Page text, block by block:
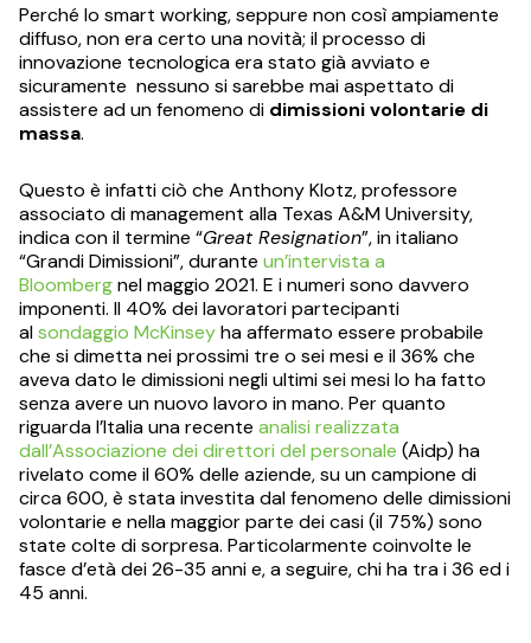
Perché lo smart working, seppure non così ampiamente
diffuso, non era certo una novità; il processo di
innovazione tecnologica era stato già avviato e
sicuramente nessuno si sarebbe mai aspettato di
assistere ad un fenomeno di dimissioni volontarie di
massa.
Questo è infatti ciò che Anthony Klotz, professore
associato di management alla Texas A&M University,
indica con il termine “Great Resignation”, in italiano
“Grandi Dimissioni”, durante un’intervista a
Bloombergnel maggio 2021. E i numeri sono davvero
imponenti. Il 40% dei lavoratori partecipanti
alsondaggio McKinseyha affermato essere probabile
che si dimetta nei prossimi tre o sei mesi e il 36% che
aveva dato le dimissioni negli ultimi sei mesi lo ha fatto
senza avere un nuovo lavoro in mano. Per quanto
riguarda l’Italia una recente analisi realizzata
dall’Associazione dei direttori del personale (Aidp) ha
rivelato come il 60% delle aziende, su un campione di
circa 600, è stata investita dal fenomeno delle dimissioni
volontarie e nella maggior parte dei casi (il 75%) sono
state colte di sorpresa. Particolarmente coinvolte le
fasce d’età dei 26-35 anni e, a seguire, chi ha tra i 36 ed i
45 anni.